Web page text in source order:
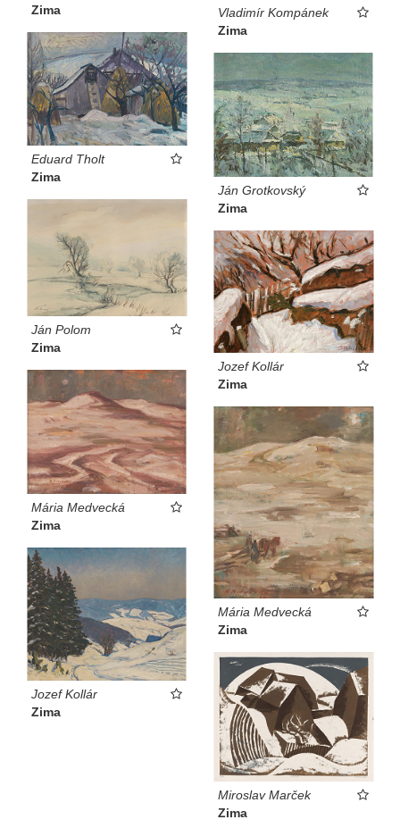
Zima
Vladimír Kompánek
Zima
Eduard Tholt
Zima
Ján Grotkovský
Zima
Ján Polom
Zima
Jozef Kollár
Zima
Mária Medvecká
Zima
Mária Medvecká
Zima
Jozef Kollár
Zima
Miroslav Marček
Zima